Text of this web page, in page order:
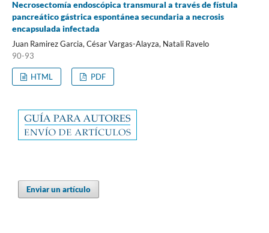
Necrosectomía endoscópica transmural a través de fístula
pancreático gástrica espontánea secundaria a necrosis
encapsulada infectada
Juan Ramirez Garcia, César Vargas-Alayza, Natali Ravelo
90-93
HTML PDF
Enviar un artículo